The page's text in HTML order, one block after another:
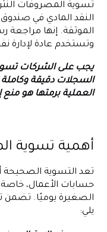
تسوية المصروفات
النقد المادي في
الموثقة. إنها مراجعة
وتستخدم عادة لإدارة
يجب على الشركات
السجلات دقيقة
العملية برمتها هو
أهمية تسوية
تعد التسوية الصحيحة
حسابات الأعمال، خاصة
الصغيرة يوميًا. تضمن
يلي: